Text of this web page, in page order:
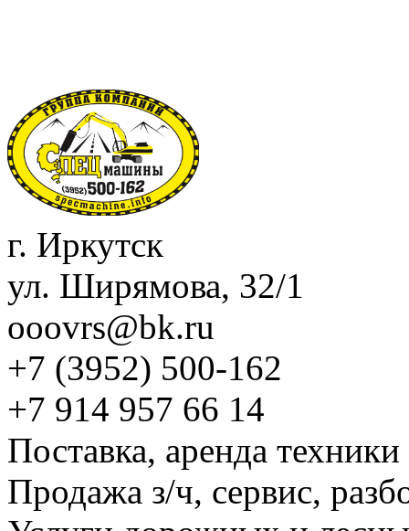
г. Иркутск
ул. Ширямова, 32/1
ooovrs@bk.ru
+7 (3952) 500-162
+7 914 957 66 14
Поставка, аренда техники
Продажа з/ч, сервис,